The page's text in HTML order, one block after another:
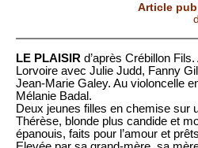
Article
LE PLAISIR d’après Crébillon
Lorvoire avec Julie Judd, Fanny
Jean-Marie Galey. Au violoncelle
Mélanie Badal.
Deux jeunes filles en chemise sur
Thérèse, blonde plus candide et
épanouis, faits pour l’amour et